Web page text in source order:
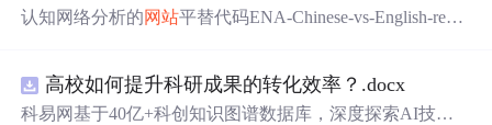
智能化发展。
认知网络分析的网站平替代码ENA-Chinese-vs-English-repro
高校如何提升科研成果的转化效率？.docx
科易网基于40亿+科创知识图谱数据库，深度探索AI技术